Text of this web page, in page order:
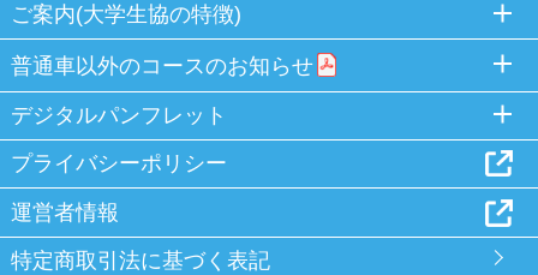
ご案内(大学生協の特徴)
普通車以外のコースのお知らせ
デジタルパンフレット
プライバシーポリシー
運営者情報
特定商取引法に基づく表記